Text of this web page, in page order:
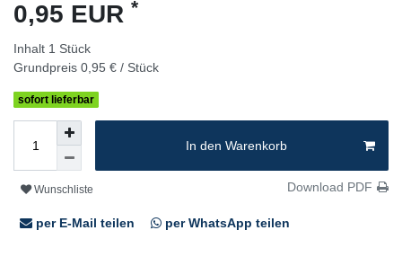
0,95 EUR *
Inhalt 1 Stück
Grundpreis 0,95 € / Stück
sofort lieferbar
In den Warenkorb
Wunschliste Download PDF
per E-Mail teilen per WhatsApp teilen